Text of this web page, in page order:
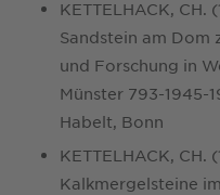
KETTELHACK, CH.
Sandstein am Dom
und Forschung in
Münster 793-1945-
Habelt, Bonn
KETTELHACK, CH.
Kalkmergelsteine